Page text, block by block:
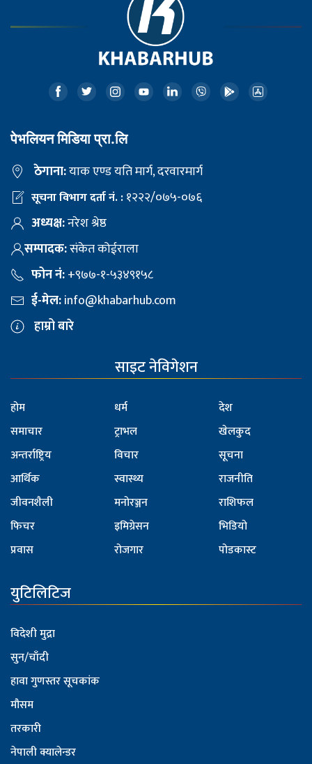
पेभलियन मिडिया प्रा.लि
ठेगाना:याक एण्ड यति मार्ग, दरवारमार्ग
सूचना विभाग दर्ता नं. :१२२२/०७५-०७६
अध्यक्ष:नरेश श्रेष्ठ
सम्पादक:संकेत कोईराला
फोन नं:+९७७-१-५३४९१५८
ई-मेल:info@khabarhub.com
हाम्रो बारे
साइट नेविगेशन
होम
समाचार
अन्तर्राष्ट्रिय
आर्थिक
जीवनशैली
फिचर
प्रवास
धर्म
ट्राभल
विचार
स्वास्थ्य
मनोरञ्जन
इमिग्रेसन
रोजगार
देश
खेलकुद
सूचना
राजनीति
राशिफल
भिडियो
पोडकास्ट
युटिलिटिज
विदेशी मुद्रा
सुन/चाँदी
हावा गुणस्तर सूचकांक
मौसम
तरकारी
नेपाली क्यालेन्डर